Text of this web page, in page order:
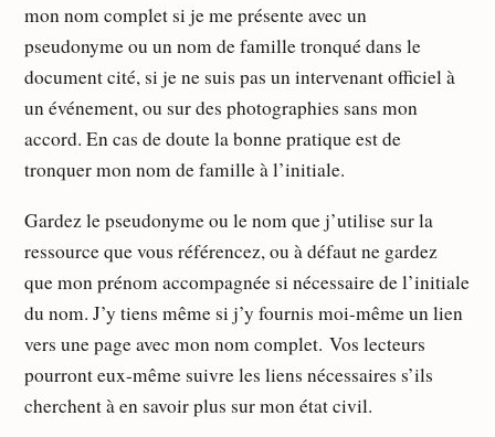
mon nom complet si je me présente avec un
pseudonyme ou un nom de famille tronqué dans le
document cité, si je ne suis pas un intervenant officiel à
un événement, ou sur des photographies sans mon
accord. En cas de doute la bonne pratique est de
tronquer mon nom de famille à l’initiale.
Gardez le pseudonyme ou le nom que j’utilise sur la
ressource que vous référencez, ou à défaut ne gardez
que mon prénom accompagnée si nécessaire de l’initiale
du nom. J’y tiens même si j’y fournis moi-même un lien
vers une page avec mon nom complet. Vos lecteurs
pourront eux-même suivre les liens nécessaires s’ils
cherchent à en savoir plus sur mon état civil.